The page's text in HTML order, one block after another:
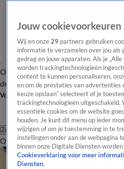
OverzichtAfleveringen Entertainment
de redactieNieuwsbrief
Volg Shownieuws
Zoeken
OverzichtEntertainment
Jouw cookievoorkeuren
Wij en onze 29 partners gebruiken
informatie te verzamelen over jou als
gedrag en jouw apparaten. Als je
worden trackingtechnologieën
content te kunnen personaliseren,
en om de prestaties van advertenties
keuze opslaan” selecteert of je
trackingtechnologieën uitgeschakeld.
essentiële cookies om de website
houden. Je kunt dit menu op ieder
wijzigen of om je toestemming in te
instellingen onder aan de webpagina
binnen onze Digitale Diensten
Cookieverklaring voor meer
Diensten.